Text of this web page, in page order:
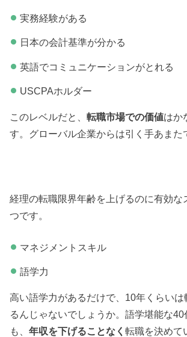
実務経験がある
日本の会計基準が分かる
英語でコミュニケーションがとれる
USCPAホルダー
このレベルだと、転職市場での価値はか
す。グローバル企業からは引く手あまた
経理の転職限界年齢を上げるのに有効な
つです。
マネジメントスキル
語学力
高い語学力があるだけで、10年くらい
るんじゃないでしょうか。語学堪能な40
も、年収を下げることなく転職を決めて